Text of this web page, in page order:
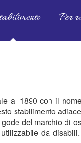
Per
al 1890 con il
stabilimento
del marchio di
da